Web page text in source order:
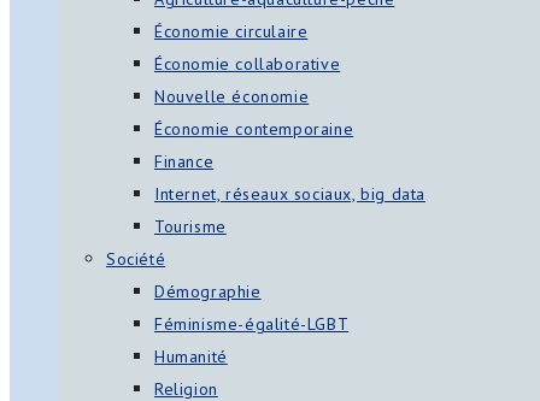
Économie circulaire
Économie collaborative
Nouvelle économie
Économie contemporaine
Finance
Internet, réseaux sociaux, big data
Tourisme
Société
Démographie
Féminisme-égalité-LGBT
Humanité
Religion